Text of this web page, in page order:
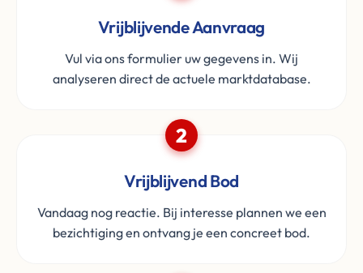
Vrijblijvende Aanvraag
Vul via ons formulier uw gegevens in. Wij
analyseren direct de actuele marktdatabase.
2
Vrijblijvend Bod
Vandaag nog reactie. Bij interesse plannen we een
bezichtiging en ontvang je een concreet bod.